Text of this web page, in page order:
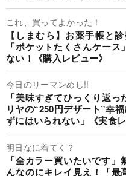
これ、買ってよかった！
【しまむら】お薬手帳と
「ポケットたくさんケー
ない！《購入レビュー》
今日のリーマンめし!!
「美味すぎてひっくり返
リヤの“250円デザート”幸
ずにはいられない」《実食レ
明日なに着てく？
「全カラー買いたいです
んなのにキレイ見え！「最